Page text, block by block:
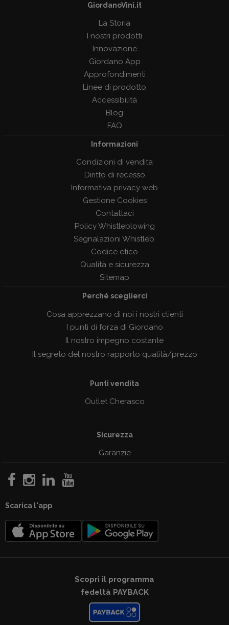
GiordanoVini.it
La Storia
I nostri prodotti
Innovazione
Giordano App
Approfondimenti
Linee di prodotto
Accessibilità
Blog
FAQ
Informazioni
Condizioni di vendita
Diritto di recesso
Informativa privacy web
Gestione Cookies
Contattaci
Policy Whistleblowing
Segnalazioni Whistleb.
Codice etico
Qualità e sicurezza
Sitemap
Perché sceglierci
Cosa apprezzano di noi i nostri clienti
I punti di forza di Giordano
Il nostro impegno costante
Il segreto del nostro rapporto qualità/prezzo
Punti vendita
Outlet Cherasco
Sicurezza
Garanzie
Scarica l'app
Scopri il programma
fedeltà PAYBACK